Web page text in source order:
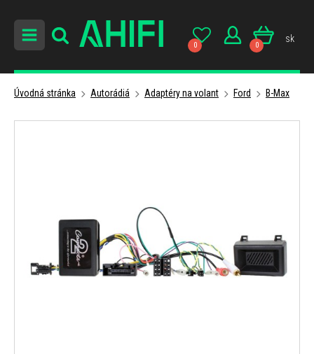
0 0
sk
Úvodná stránka Autorádiá Adaptéry na volant Ford B-Max